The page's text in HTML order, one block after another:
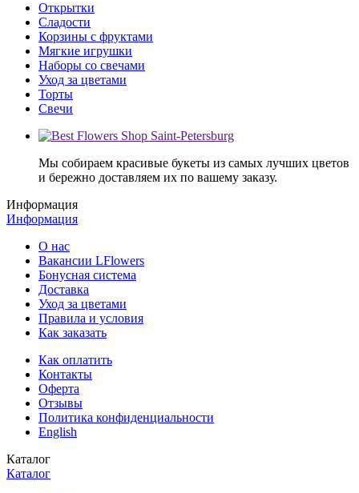
Открытки
Сладости
Корзины с фруктами
Мягкие игрушки
Наборы со свечами
Уход за цветами
Торты
Свечи
Мы собираем красивые букеты из самых лучших цветов
и бережно доставляем их по вашему заказу.
Информация
Информация
О нас
Вакансии LFlowers
Бонусная система
Доставка
Уход за цветами
Правила и условия
Как заказать
Как оплатить
Контакты
Оферта
Отзывы
Политика конфиденциальности
English
Каталог
Каталог